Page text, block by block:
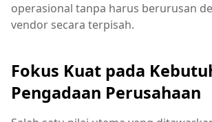
operasional tanpa harus berurusan
vendor secara terpisah.
Fokus Kuat pada
Pengadaan Perusahaan